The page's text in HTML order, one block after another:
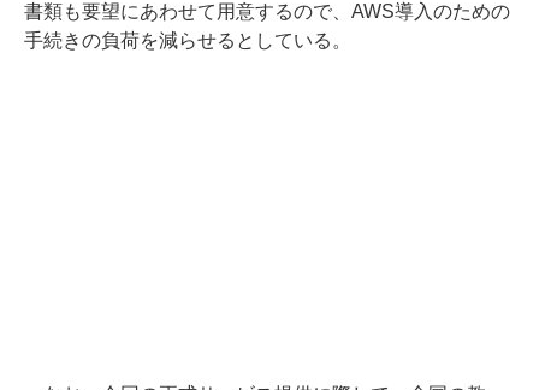
書類も要望にあわせて用意するので、AWS導入のための
手続きの負荷を減らせるとしている。